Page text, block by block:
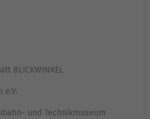
BLICKWINKEL
e.V.
und Technikmuseum